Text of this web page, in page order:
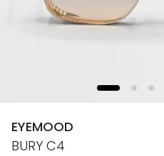
EYEMOOD
BURY C4